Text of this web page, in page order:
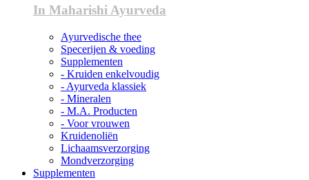
In Maharishi Ayurveda
Ayurvedische thee
Specerijen & voeding
Supplementen
- Kruiden enkelvoudig
- Ayurveda klassiek
- Mineralen
- M.A. Producten
- Voor vrouwen
Kruidenoliën
Lichaamsverzorging
Mondverzorging
Supplementen